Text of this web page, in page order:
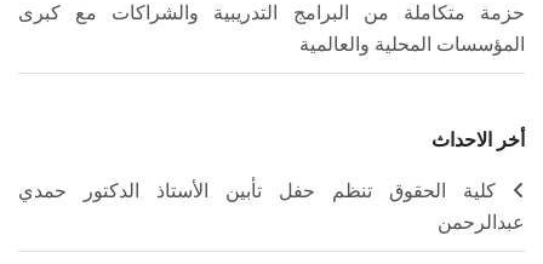
حزمة متكاملة من البرامج التدريبية والشراكات مع كبرى
المؤسسات المحلية والعالمية
أخر الاحداث
كلية الحقوق تنظم حفل تأبين الأستاذ الدكتور حمدي
عبدالرحمن